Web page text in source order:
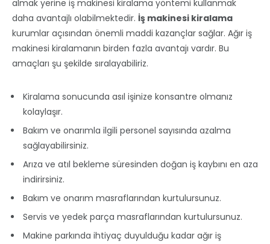
almak yerine iş makinesi kiralama yöntemi kullanmak
daha avantajlı olabilmektedir. İş makinesi kiralama
kurumlar açısından önemli maddi kazançlar sağlar. Ağır iş
makinesi kiralamanın birden fazla avantajı vardır. Bu
amaçları şu şekilde sıralayabiliriz.
Kiralama sonucunda asıl işinize konsantre olmanız
kolaylaşır.
Bakım ve onarımla ilgili personel sayısında azalma
sağlayabilirsiniz.
Arıza ve atıl bekleme süresinden doğan iş kaybını en aza
indirirsiniz.
Bakım ve onarım masraflarından kurtulursunuz.
Servis ve yedek parça masraflarından kurtulursunuz.
Makine parkında ihtiyaç duyulduğu kadar ağır iş